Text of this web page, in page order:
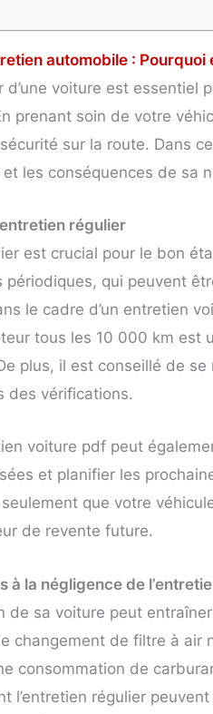
automobile : Pourquoi
d’une voiture est
prenant soin de votre
sur la route. Dans
et les conséquences de sa
régulier
est crucial pour le bon
périodiques, qui peuvent
le cadre d’un entretien
tous les 10 000 km
plus, il est conseillé de
des vérifications.
voiture pdf peut
et planifier les
que votre
de revente future.
à la négligence de
de sa voiture peut
changement de filtre à air
consommation de
l’entretien régulier